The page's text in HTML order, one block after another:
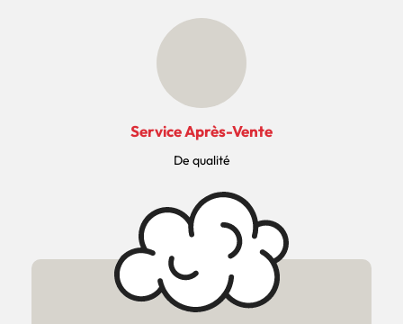
Service Après-Vente
De qualité